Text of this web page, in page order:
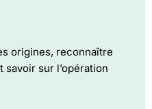
origines, reconnaître
sur l’opération